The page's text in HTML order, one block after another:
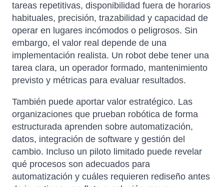
tareas repetitivas, disponibilidad fuera de horarios
habituales, precisión, trazabilidad y capacidad de
operar en lugares incómodos o peligrosos. Sin
embargo, el valor real depende de una
implementación realista. Un robot debe tener una
tarea clara, un operador formado, mantenimiento
previsto y métricas para evaluar resultados.
También puede aportar valor estratégico. Las
organizaciones que prueban robótica de forma
estructurada aprenden sobre automatización,
datos, integración de software y gestión del
cambio. Incluso un piloto limitado puede revelar
qué procesos son adecuados para
automatización y cuáles requieren rediseño antes